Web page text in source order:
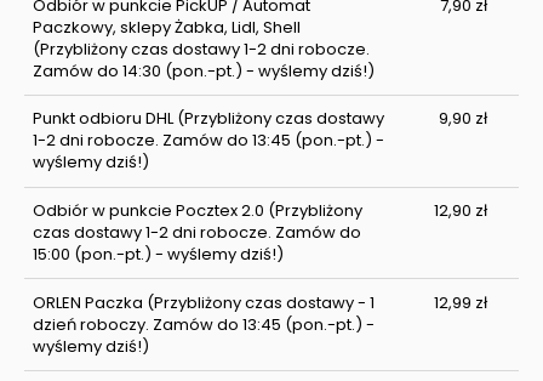
Odbiór w punkcie PickUP / Automat
Paczkowy, sklepy Żabka, Lidl, Shell
(Przybliżony czas dostawy 1-2 dni robocze.
Zamów do 14:30 (pon.-pt.) - wyślemy dziś!)
7,90 zł
Punkt odbioru DHL(Przybliżony czas dostawy
1-2 dni robocze. Zamów do 13:45 (pon.-pt.) -
wyślemy dziś!)
9,90 zł
Odbiór w punkcie Pocztex 2.0 (Przybliżony
czas dostawy 1-2 dni robocze. Zamów do
15:00 (pon.-pt.) - wyślemy dziś!)
12,90 zł
ORLEN Paczka (Przybliżony czas dostawy - 1
dzień roboczy. Zamów do 13:45 (pon.-pt.) -
wyślemy dziś!)
12,99 zł